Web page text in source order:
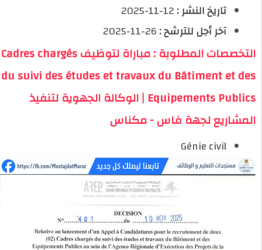
تاريخ النشر :12-11-2025
آخر أجل للترشح :26-11-2025
التخصصات المطلوبة : مباراة لتوظيف Cadres chargés
du suivi des études et travaux du Bâtiment et des
Equipements Publics | الوكالة الجهوية لتنفيذ
المشاريع لجهة فاس - مكناس
Génie civil